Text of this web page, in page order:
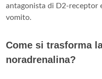
antagonista di D2-receptor
vomito.
Come si trasforma
noradrenalina?